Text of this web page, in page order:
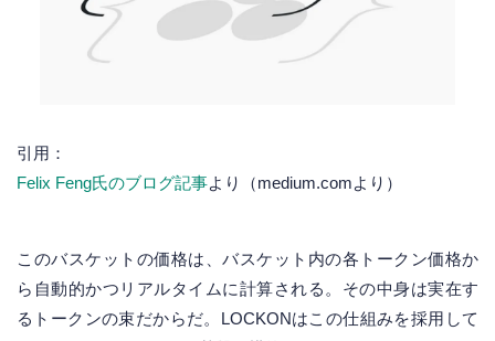
引用：
Felix Feng氏のブログ記事より（medium.comより）
このバスケットの価格は、バスケット内の各トークン価格か
ら自動的かつリアルタイムに計算される。その中身は実在す
るトークンの束だからだ。LOCKONはこの仕組みを採用して